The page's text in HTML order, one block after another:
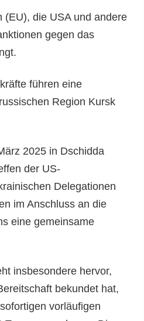
(EU), die USA und andere
gegen das
führen eine
Region Kursk
2025 in Dschidda
der US-
Delegationen
im Anschluss an die
eine gemeinsame
insbesondere hervor,
bekundet hat,
vorläufigen